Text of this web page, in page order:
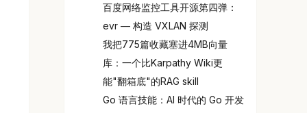
百度网络监控工具开源第四弹：
evr — 构造 VXLAN 探测
我把775篇收藏塞进4MB向量
库：一个比Karpathy Wiki更
能"翻箱底"的RAG skill
Go 语言技能：AI 时代的 Go 开发